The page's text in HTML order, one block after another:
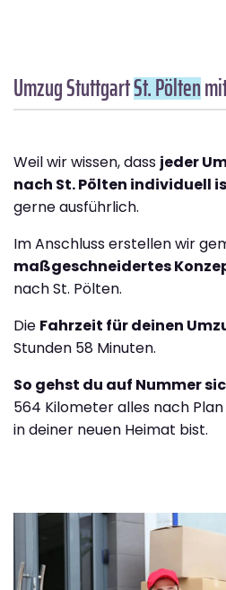
Umzug StuttgartSt. Pölten
Weil wir wissen, dass jeder
nach St. Pölten individuell
gerne ausführlich.
Im Anschluss erstellen wir
maßgeschneidertes
nach St. Pölten.
Die Fahrzeit für deinen
Stunden 58 Minuten.
So gehst du auf Nummer
564 Kilometer alles nach
in deiner neuen Heimat bist.